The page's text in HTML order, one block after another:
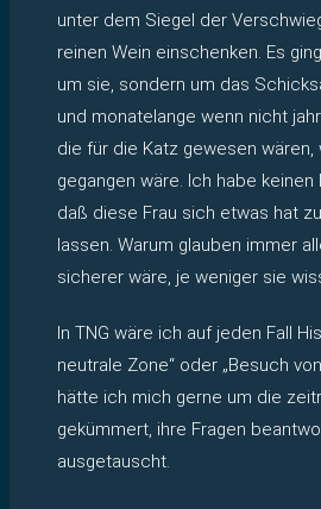
unter dem Siegel der
reinen Wein einschenken. Es
um sie, sondern um das
und monatelange wenn nicht
die für die Katz gewesen
gegangen wäre. Ich habe
daß diese Frau sich etwas hat
lassen. Warum glauben immer
sicherer wäre, je weniger sie
In TNG wäre ich auf jeden Fall
neutrale Zone“ oder „Besuch
hätte ich mich gerne um die
gekümmert, ihre Fragen
ausgetauscht.